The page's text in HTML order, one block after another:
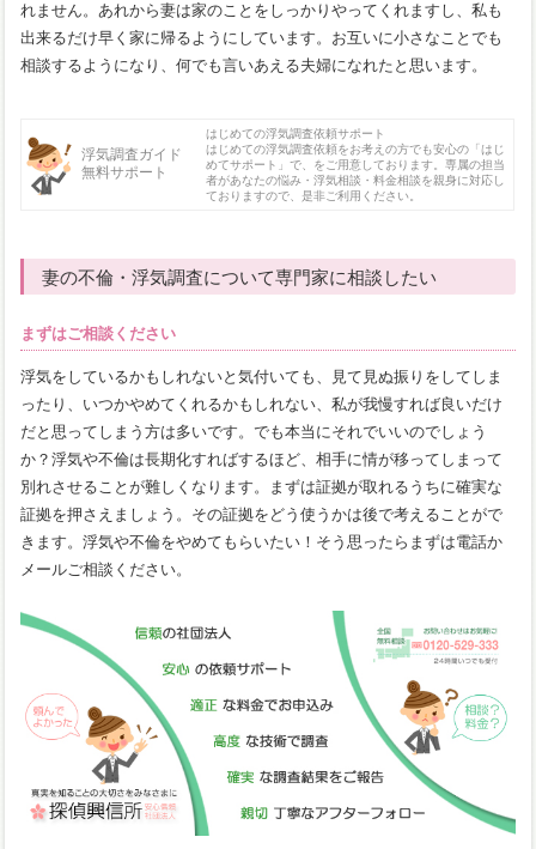
れません。あれから妻は家のことをしっかりやってくれますし、私も
出来るだけ早く家に帰るようにしています。お互いに小さなことでも
相談するようになり、何でも言いあえる夫婦になれたと思います。
浮気調査ガイド
無料サポート
はじめての浮気調査依頼サポート
はじめての浮気調査依頼をお考えの方でも安心の「はじ
めてサポート」で、をご用意しております。専属の担当
者があなたの悩み・浮気相談・料金相談を親身に対応し
ておりますので、是非ご利用ください。
妻の不倫・浮気調査について専門家に相談したい
まずはご相談ください
浮気をしているかもしれないと気付いても、見て見ぬ振りをしてしま
ったり、いつかやめてくれるかもしれない、私が我慢すれば良いだけ
だと思ってしまう方は多いです。でも本当にそれでいいのでしょう
か？浮気や不倫は長期化すればするほど、相手に情が移ってしまって
別れさせることが難しくなります。まずは証拠が取れるうちに確実な
証拠を押さえましょう。その証拠をどう使うかは後で考えることがで
きます。浮気や不倫をやめてもらいたい！そう思ったらまずは電話か
メールご相談ください。